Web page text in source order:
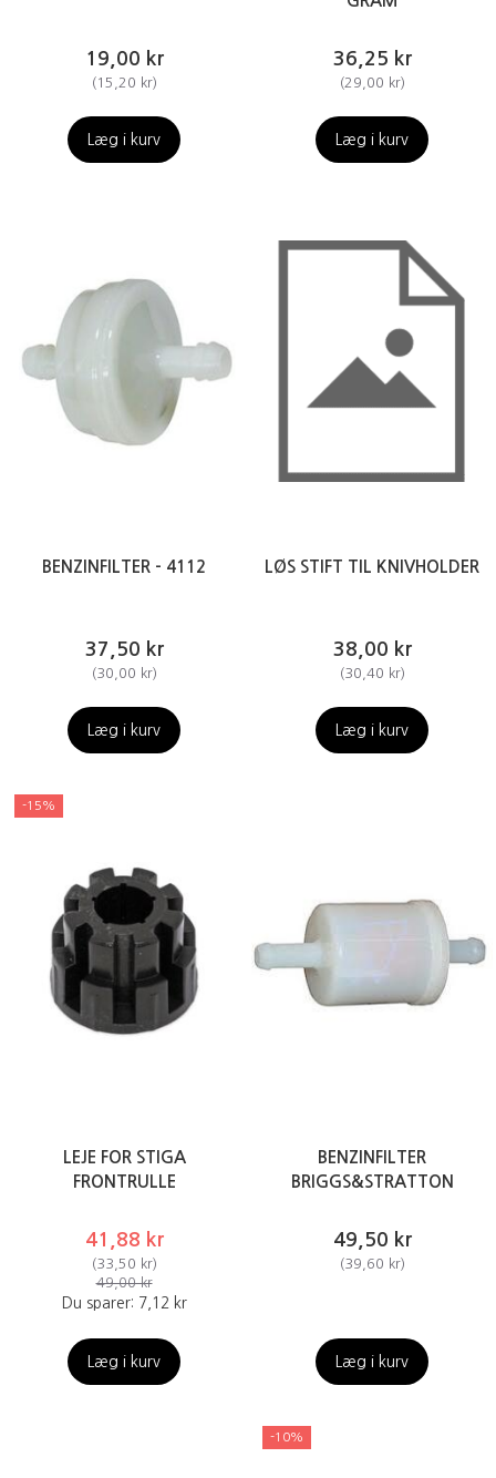
19,00 kr
(15,20 kr)
Læg i kurv
36,25 kr
(29,00 kr)
Læg i kurv
BENZINFILTER - 4112
37,50 kr
(30,00 kr)
Læg i kurv
LØS STIFT TIL KNIVHOLDER
38,00 kr
(30,40 kr)
Læg i kurv
-15%
LEJE FOR STIGA
FRONTRULLE
41,88 kr
(33,50 kr)
49,00 kr
Du sparer: 7,12 kr
Læg i kurv
BENZINFILTER
BRIGGS&STRATTON
49,50 kr
(39,60 kr)
Læg i kurv
-10%